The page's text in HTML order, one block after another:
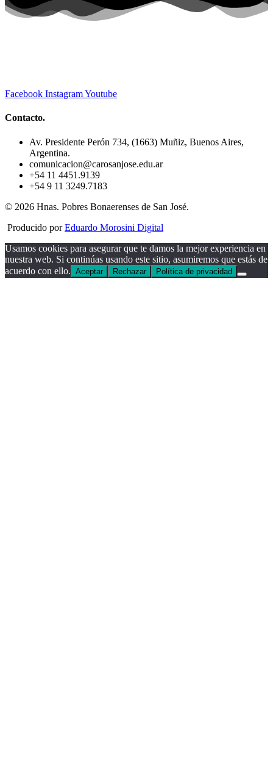
Facebook InstagramYoutube
Contacto.
Av. Presidente Perón 734, (1663) Muñiz, Buenos Aires,
Argentina.
comunicacion@carosanjose.edu.ar
+54 11 4451.9139
+54 9 11 3249.7183
© 2026 Hnas. Pobres Bonaerenses de San José.
Producido porEduardo Morosini Digital
Usamos cookies para asegurar que te damos la mejor experiencia en
nuestra web. Si continúas usando este sitio, asumiremos que estás de
acuerdo con ello. Aceptar Rechazar Política de privacidad